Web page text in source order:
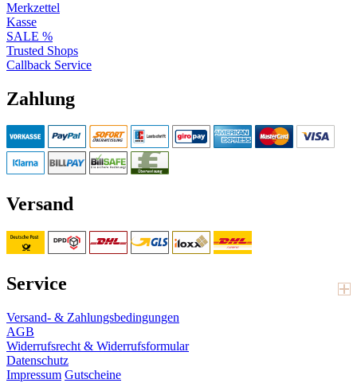
Merkzettel
Kasse
SALE %
Trusted Shops
Callback Service
Zahlung
Versand
Service
Versand- & Zahlungsbedingungen
AGB
Widerrufsrecht & Widerrufsformular
Datenschutz
Impressum Gutscheine